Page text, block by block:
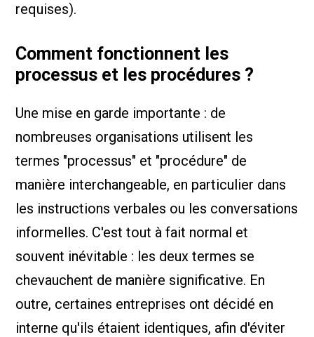
requises).
Comment fonctionnent les
processus et les procédures ?
Une mise en garde importante : de
nombreuses organisations utilisent les
termes "processus" et "procédure" de
manière interchangeable, en particulier dans
les instructions verbales ou les conversations
informelles. C'est tout à fait normal et
souvent inévitable : les deux termes se
chevauchent de manière significative. En
outre, certaines entreprises ont décidé en
interne qu'ils étaient identiques, afin d'éviter